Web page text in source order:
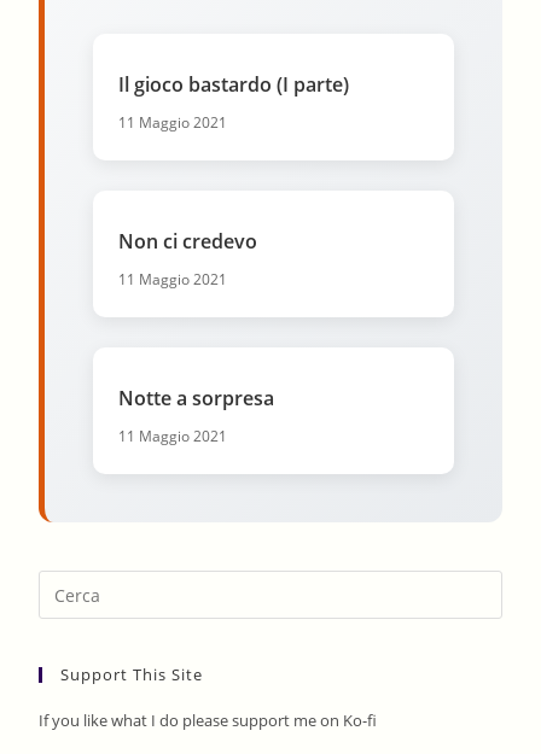
Il gioco bastardo (I parte)
11 Maggio 2021
Non ci credevo
11 Maggio 2021
Notte a sorpresa
11 Maggio 2021
Support This Site
If you like what I do please support me on Ko-fi